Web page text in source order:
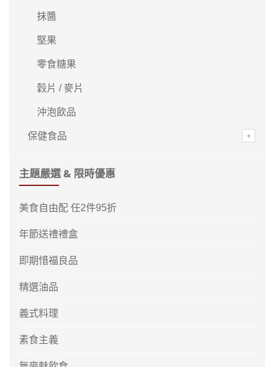
抹醬
堅果
零食糖果
穀片 / 麥片
沖泡飲品
保健食品
主題嚴選 & 限時優惠
美食自由配 任2件95折
年節送禮禮盒
即期惜福良品
精選油品
義式料理
素食主義